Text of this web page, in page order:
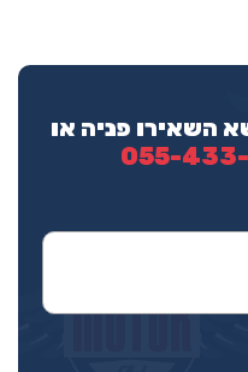
השאירו פניה או
055-